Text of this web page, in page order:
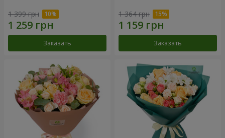
1 399 грн
Заказать
1 364 грн
Заказать